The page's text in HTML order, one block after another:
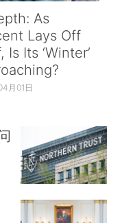
As
Lays Off
Is Its ‘Winter’
月01日